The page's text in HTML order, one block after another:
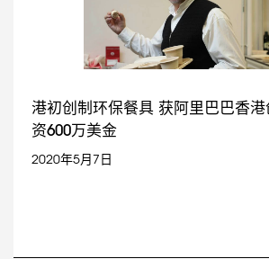
港初创制环保餐具 获阿里巴巴香
资600万美金
2020年5月7日